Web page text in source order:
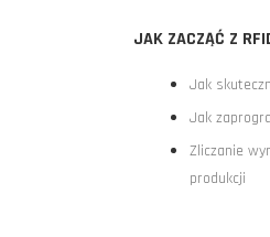
JAK ZACZĄĆ Z
Jak
Jak
Zliczanie
produkcji